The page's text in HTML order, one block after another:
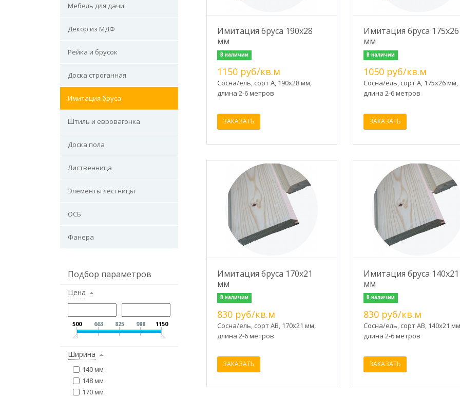
Мебель для дачи
Декор из МДФ
Рейка и брусок
Доска строганная
Имитация бруса
Штиль и евровагонка
Доска пола
Лиственница
Элементы лестницы
ОСБ
Фанера
Подбор параметров
Цена
500 663 825 988 1150
Ширина
140 мм
148 мм
170 мм
Имитация бруса 190х28
мм
В наличии
1150 руб/кв.м
Сосна/ель, сорт А, 190х28 мм,
длина 2-6 метров
ЗАКАЗАТЬ
Имитация бруса 175х26
мм
В наличии
1050 руб/кв.м
Сосна/ель, сорт А, 175х26 мм,
длина 2-6 метров
ЗАКАЗАТЬ
Имитация бруса 170х21
мм
В наличии
830 руб/кв.м
Сосна/ель, сорт АВ, 170х21 мм,
длина 2-6 метров
ЗАКАЗАТЬ
Имитация бруса 140х21
мм
В наличии
830 руб/кв.м
Сосна/ель, сорт АВ, 140х21
длина 2-6 метров
ЗАКАЗАТЬ